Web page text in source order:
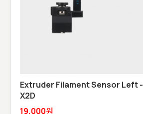
Extruder Filament Sensor Left -
X2D
19,000원